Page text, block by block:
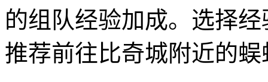
的组队经验加成。选择
推荐前往比奇城附近的